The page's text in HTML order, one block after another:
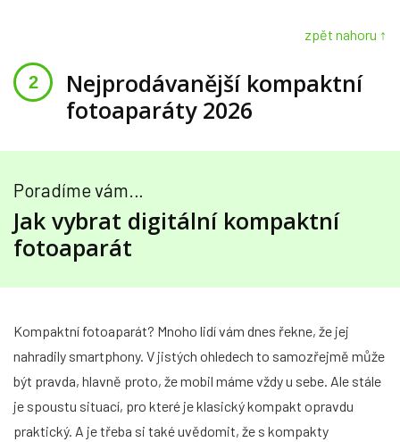
zpět nahoru ↑
Nejprodávanější kompaktní
fotoaparáty 2026
Poradíme vám…
Jak vybrat digitální kompaktní
fotoaparát
Kompaktní fotoaparát? Mnoho lidí vám dnes řekne, že jej
nahradily smartphony. V jistých ohledech to samozřejmě může
být pravda, hlavně proto, že mobil máme vždy u sebe. Ale stále
je spoustu situací, pro které je klasický kompakt opravdu
praktický. A je třeba si také uvědomit, že s kompakty